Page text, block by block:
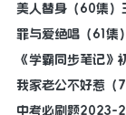
美人替身（60集）
罪与爱绝唱（61集）
《学霸同步笔记》
我家老公不好惹（
中考必刷题2023-